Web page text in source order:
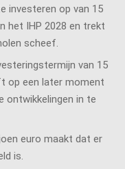
investeren op van 15
het IHP 2028 en trekt
scheef.
van 15
op een later moment
ontwikkelingen in te
euro maakt dat er
is.